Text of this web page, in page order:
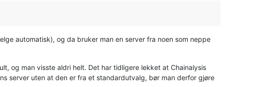
automatisk), og da bruker man en server fra noen som neppe
og man visste aldri helt. Det har tidligere lekket at Chainalysis
server uten at den er fra et standardutvalg, bør man derfor gjøre